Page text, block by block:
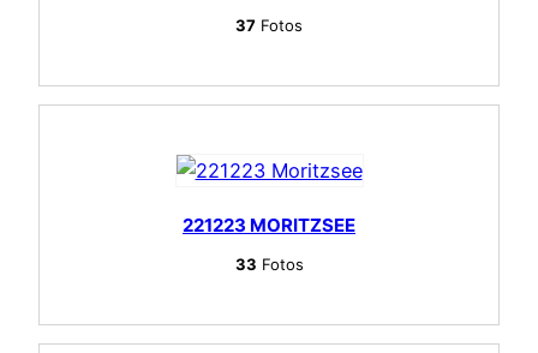
37 Fotos
221223 MORITZSEE
33 Fotos